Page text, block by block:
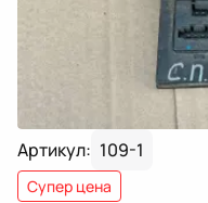
Артикул: 109-1
Супер цена